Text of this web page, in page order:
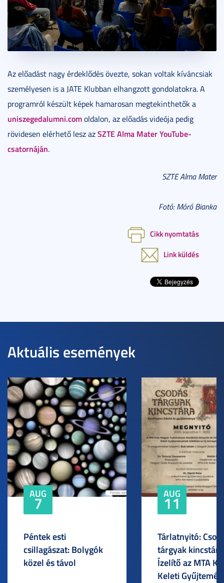
Az előadást nagy érdeklődés övezte, sokan voltak kíváncsiak
személyesen is a JATE Klubban elhangzott gondolatokra. A
programról készült képek hamarosan megtekinthetők a
uniszegedalumni.comoldalon, az előadás videója pedig
rövidesen elérhető lesz azSZTE Alma Mater YouTube-
csatornáján.
SZTE Alma Mater
Fotó: Móró Bianka
Cikk nyomtatás
Link küldés
Aktuális események
AUG
7
Péntek esti
csillagászat: Bolygók
közel és távol
AUG
11
Tárlatnyitó:
tárgyak
Ízelítő az MTA
Keleti